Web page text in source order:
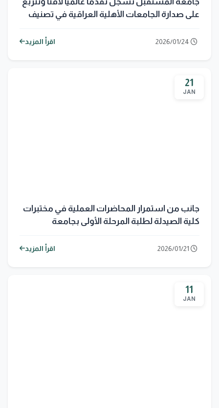
على صدارة الجامعات الأهلية العراقية في تصنيف
اقرأ المزيد
21
JAN
جانب من استمرار المحاضرات العملية في مختبرات
كلية الصيدلة لطلبة المرحلة الأولى بجامعة
اقرأ المزيد
11
JAN